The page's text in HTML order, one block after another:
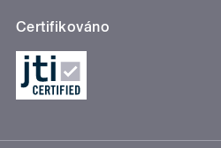
Certifikováno